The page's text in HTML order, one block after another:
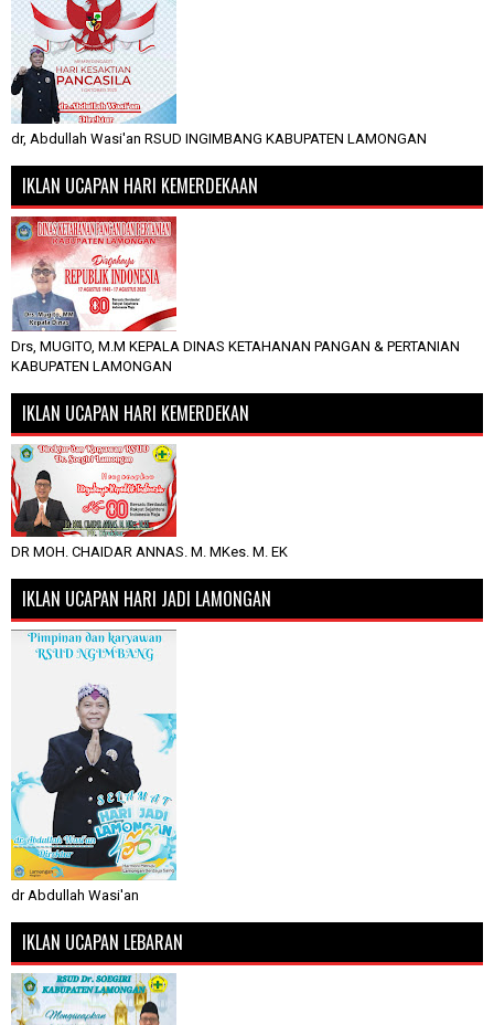
dr, Abdullah Wasi'an RSUD INGIMBANG KABUPATEN LAMONGAN
IKLAN UCAPAN HARI KEMERDEKAAN
Drs, MUGITO, M.M KEPALA DINAS KETAHANAN PANGAN & PERTANIAN
KABUPATEN LAMONGAN
IKLAN UCAPAN HARI KEMERDEKAN
DR MOH. CHAIDAR ANNAS. M. MKes. M. EK
IKLAN UCAPAN HARI JADI LAMONGAN
dr Abdullah Wasi'an
IKLAN UCAPAN LEBARAN